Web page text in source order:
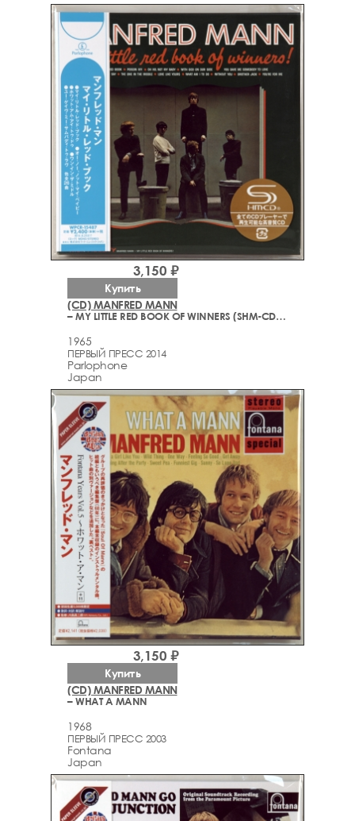
(CD) MANFRED MANN
– MY LITTLE RED BOOK OF WINNERS (SHM-CD, OBI) 2014
1965
ПЕРВЫЙ ПРЕСС 2014
Parlophone
Japan
3,150 ₽
Купить
(CD) MANFRED MANN
– WHAT A MANN
1968
ПЕРВЫЙ ПРЕСС 2003
Fontana
Japan
3,150 ₽
Купить